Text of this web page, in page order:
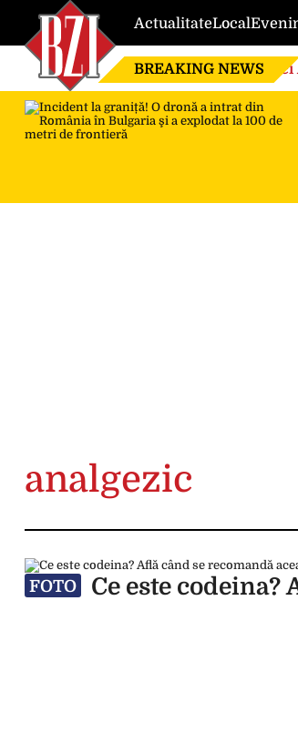
ActualitateLocal
BREAKING NEWS
de
analgezic
FOTO Ce este codeina?